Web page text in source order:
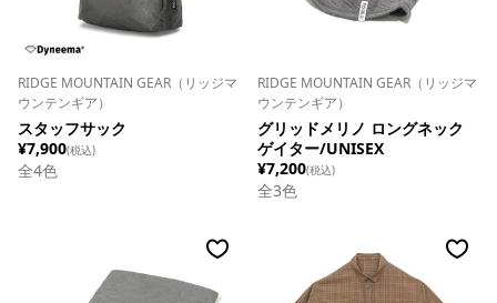
RIDGE MOUNTAIN GEAR（リッジマ
ウンテンギア）
スタッフサック
¥7,900(税込)
全4色
RIDGE MOUNTAIN GEAR（リッジマ
ウンテンギア）
グリッドメリノ ロングネック
ゲイター/UNISEX
¥7,200(税込)
全3色